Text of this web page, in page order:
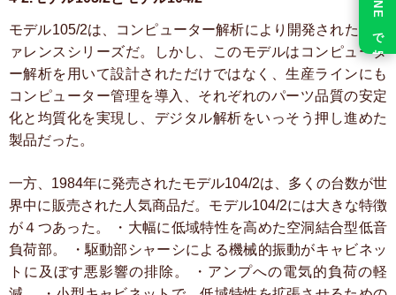
モデル105/2は、コンピューター解析により開発されたリフ
ァレンスシリーズだ。しかし、このモデルはコンピュータ
ー解析を用いて設計されただけではなく、生産ラインにも
コンピューター管理を導入、それぞれのパーツ品質の安定
化と均質化を実現し、デジタル解析をいっそう押し進めた
製品だった。
一方、1984年に発売されたモデル104/2は、多くの台数が世
界中に販売された人気商品だ。モデル104/2には大きな特徴
が４つあった。
・大幅に低域特性を高めた空洞結合型低音
負荷部。
・駆動部シャーシによる機械的振動がキャビネッ
トに及ぼす悪影響の排除。
・アンプへの電気的負荷の軽
LINE で相談